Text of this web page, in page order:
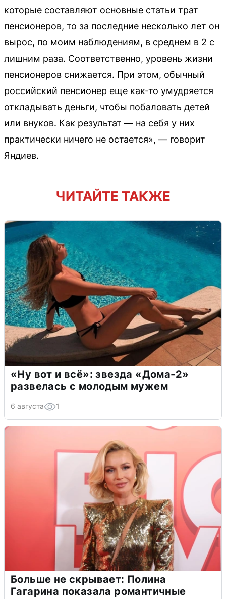
которые составляют основные статьи трат
пенсионеров, то за последние несколько лет он
вырос, по моим наблюдениям, в среднем в 2 с
лишним раза. Соответственно, уровень жизни
пенсионеров снижается. При этом, обычный
российский пенсионер еще как-то умудряется
откладывать деньги, чтобы побаловать детей
или внуков. Как результат — на себя у них
практически ничего не остается», — говорит
Яндиев.
ЧИТАЙТЕ ТАКЖЕ
«Ну вот и всё»: звезда «Дома-2»
развелась с молодым мужем
6 августа 1
Больше не скрывает: Полина
Гагарина показала романтичные